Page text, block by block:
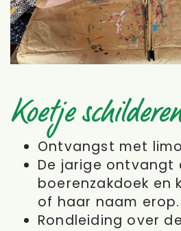
Koetje
Ontvangst met
De jarige ontvangt
boerenzakdoek en
of haar naam erop.
Rondleiding over